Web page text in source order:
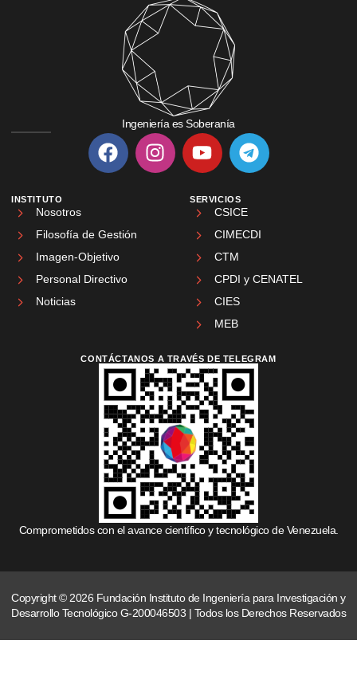
Ingeniería es Soberanía
INSTITUTO
Nosotros
Filosofía de Gestión
Imagen-Objetivo
Personal Directivo
Noticias
SERVICIOS
CSICE
CIMECDI
CTM
CPDI y CENATEL
CIES
MEB
CONTÁCTANOS A TRAVÉS DE TELEGRAM
Comprometidos con el avance científico y tecnológico de Venezuela.
Copyright © 2026 Fundación Instituto de Ingeniería para Investigación y
Desarrollo Tecnológico G-200046503 | Todos los Derechos Reservados